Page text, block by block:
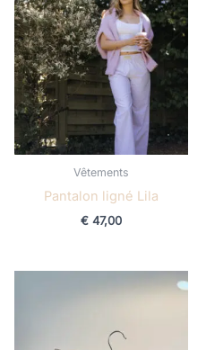
Vêtements
Pantalon ligné Lila
€ 47,00